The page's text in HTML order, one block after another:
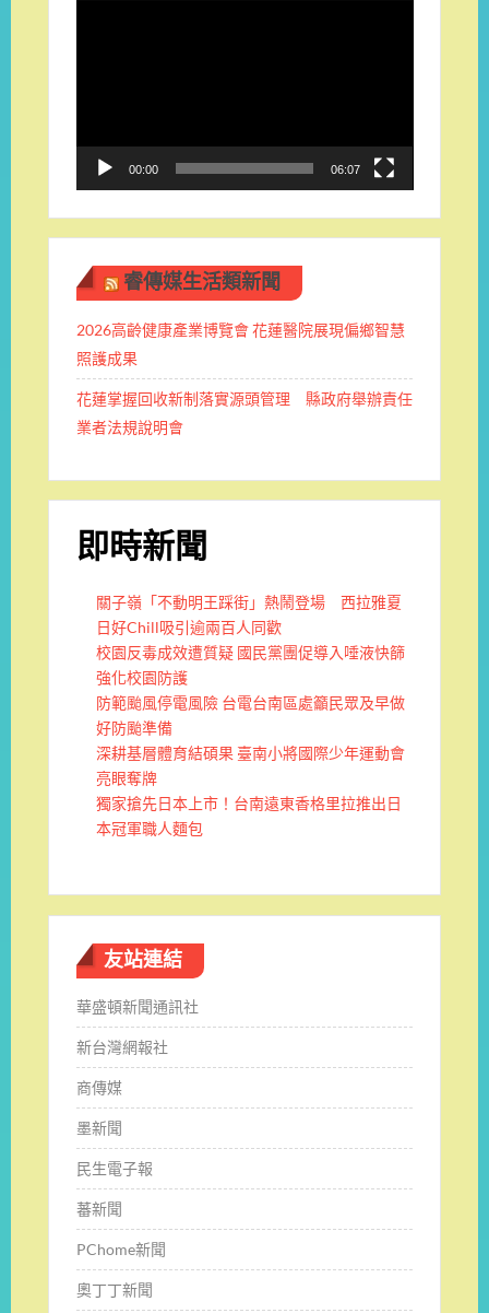
00:00 06:07
睿傳媒生活類新聞
2026高齡健康產業博覽會 花蓮醫院展現偏鄉智慧
照護成果
花蓮掌握回收新制落實源頭管理 縣政府舉辦責任
業者法規說明會
即時新聞
關子嶺「不動明王踩街」熱鬧登場 西拉雅夏
日好Chill吸引逾兩百人同歡
校園反毒成效遭質疑 國民黨團促導入唾液快篩
強化校園防護
防範颱風停電風險 台電台南區處籲民眾及早做
好防颱準備
深耕基層體育結碩果 臺南小將國際少年運動會
亮眼奪牌
獨家搶先日本上市！台南遠東香格里拉推出日
本冠軍職人麵包
友站連結
華盛頓新聞通訊社
新台灣網報社
商傳媒
墨新聞
民生電子報
蕃新聞
PChome新聞
奧丁丁新聞